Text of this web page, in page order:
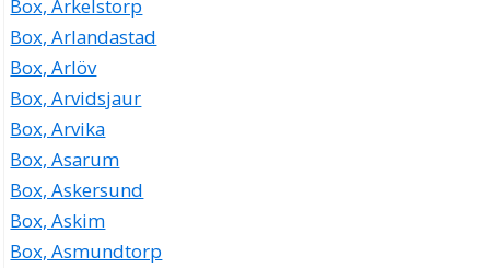
Box, Arkelstorp
Box, Arlandastad
Box, Arlöv
Box, Arvidsjaur
Box, Arvika
Box, Asarum
Box, Askersund
Box, Askim
Box, Asmundtorp